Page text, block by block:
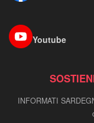
Youtube
INFORMATI